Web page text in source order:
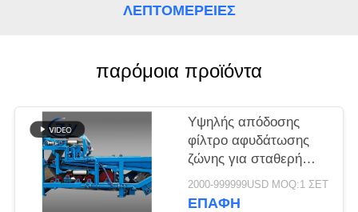
SITEMAP
PRIVACY
POLICY
ΛΕΠΤΟΜΈΡΕΙΕΣ
παρόμοια προϊόντα
Υψηλής απόδοσης
φίλτρο αφυδάτωσης
ζώνης για σταθερή
αποβρύθμιση
λιπασμάτων σε
2000-999999USD MOQ:1 ΣΕΤ
ΕΠΑΦΉ